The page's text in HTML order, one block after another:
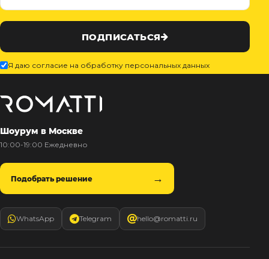
ПОДПИСАТЬСЯ
Я даю согласие на обработку персональных данных
Шоурум в Москве
10:00-19:00 Ежедневно
Подобрать решение
WhatsApp Telegram hello@romatti.ru